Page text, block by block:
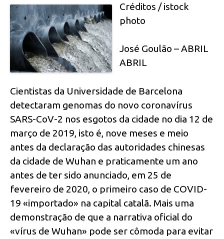
Créditos / istock
photo
José Goulão – ABRIL
ABRIL
Cientistas da Universidade de Barcelona
detectaram genomas do novo coronavírus
SARS-CoV-2 nos esgotos da cidade no dia 12 de
março de 2019, isto é, nove meses e meio
antes da declaração das autoridades chinesas
da cidade de Wuhan e praticamente um ano
antes de ter sido anunciado, em 25 de
fevereiro de 2020, o primeiro caso de COVID-
19 «importado» na capital catalã. Mais uma
demonstração de que a narrativa oficial do
«vírus de Wuhan» pode ser cômoda para evitar